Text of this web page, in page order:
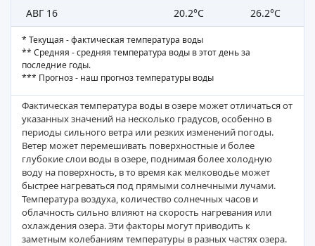
АВГ 16
20.2°C 26.2°C
* Текущая - фактическая температура воды
** Средняя - средняя температура воды в этот день за
последние годы.
*** Прогноз - наш прогноз температуры воды
Фактическая температура воды в озере может отличаться от
указанных значений на несколько градусов, особенно в
периоды сильного ветра или резких изменений погоды.
Ветер может перемешивать поверхностные и более
глубокие слои воды в озере, поднимая более холодную
воду на поверхность, в то время как мелководье может
быстрее нагреваться под прямыми солнечными лучами.
Температура воздуха, количество солнечных часов и
облачность сильно влияют на скорость нагревания или
охлаждения озера. Эти факторы могут приводить к
заметным колебаниям температуры в разных частях озера.